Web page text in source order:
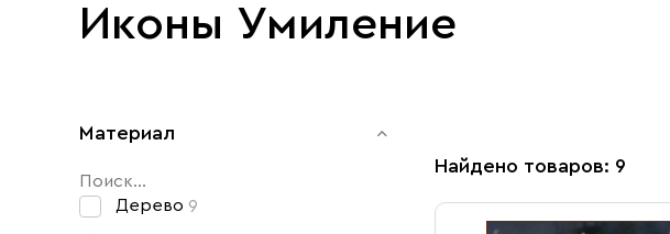
Услуги
Иконы Умиление
Материал
Дерево 9
Найдено товаров: 9